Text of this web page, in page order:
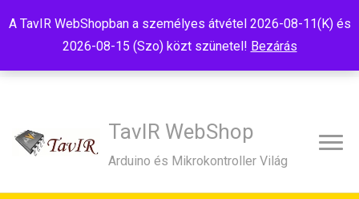
A TavIR WebShopban a személyes átvétel 2026-08-11(K) és
2026-08-15 (Szo) közt szünetel! Bezárás
TavIR WebShop
Arduino és Mikrokontroller Világ